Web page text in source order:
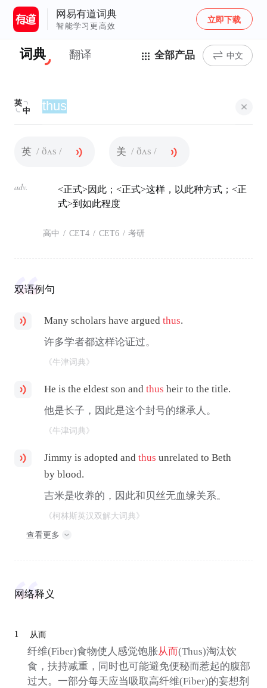
网易有道词典
智能学习更高效
立即下载
词典 翻译 全部产品 中文
英
中
英 / ðʌs / 美 / ðʌs /
adv.
<正式>因此；<正式>这样，以此种方式；<正
式>到如此程度
高中 / CET4 / CET6 / 考研
双语例句
Many scholars have arguedthus.
许多学者都这样论证过。
《牛津词典》
He is the eldest son andthus heir to the title.
他是长子，因此是这个封号的继承人。
《牛津词典》
Jimmy is adopted andthus unrelated to Beth
by blood.
吉米是收养的，因此和贝丝无血缘关系。
《柯林斯英汉双解大词典》
查看更多
网络释义
1 从而
纤维(Fiber)食物使人感觉饱胀从而(Thus)淘汰饮
食，扶持减重，同时也可能避免便秘而惹起的腹部
过大。一部分每天应当吸取高纤维(Fiber)的妄想剂